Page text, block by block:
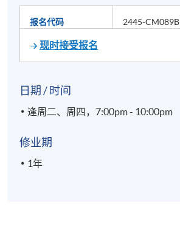
报名代码 2445-CM089B
现时接受报名
日期 / 时间
逢周二、周四，7:00pm - 10:00pm
修业期
1年